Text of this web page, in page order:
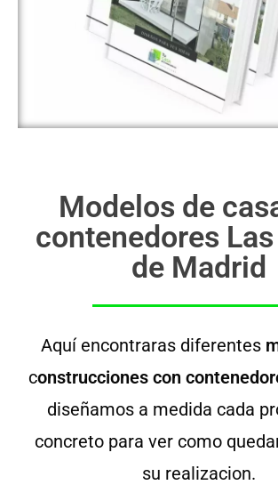
Modelos de
contenedores
de Madrid
Aquí encontraras diferentes
construcciones con
diseñamos a medida cada
concreto para ver como
su realizacion.